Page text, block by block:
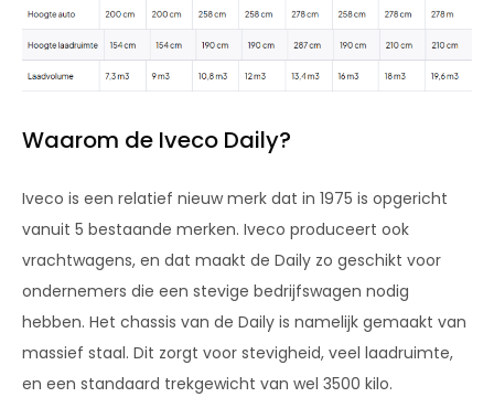
Waarom de Iveco Daily?
Iveco is een relatief nieuw merk dat in 1975 is opgericht
vanuit 5 bestaande merken. Iveco produceert ook
vrachtwagens, en dat maakt de Daily zo geschikt voor
ondernemers die een stevige bedrijfswagen nodig
hebben. Het chassis van de Daily is namelijk gemaakt van
massief staal. Dit zorgt voor stevigheid, veel laadruimte,
en een standaard trekgewicht van wel 3500 kilo.